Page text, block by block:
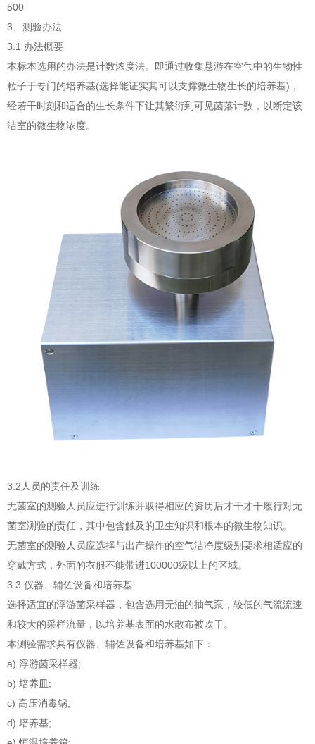
500
3、测验办法
3.1 办法概要
本标本选用的办法是计数浓度法。即通过收集悬游在空气中的生物性
粒子于专门的培养基(选择能证实其可以支撑微生物生长的培养基)，
经若干时刻和适合的生长条件下让其繁衍到可见菌落计数，以断定该
洁室的微生物浓度。
3.2人员的责任及训练
无菌室的测验人员应进行训练并取得相应的资历后才干才干履行对无
菌室测验的责任，其中包含触及的卫生知识和根本的微生物知识。
无菌室的测验人员应选择与出产操作的空气洁净度级别要求相适应的
穿戴方式，外面的衣服不能带进100000级以上的区域。
3.3 仪器、辅佐设备和培养基
选择适宜的浮游菌采样器，包含选用无油的抽气泵，较低的气流流速
和较大的采样流量，以培养基表面的水散布被吹干。
本测验需求具有仪器、辅佐设备和培养基如下：
a) 浮游菌采样器;
b) 培养皿;
c) 高压消毒锅;
d) 培养基;